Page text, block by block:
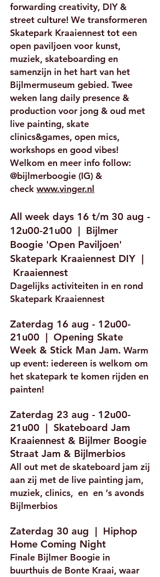
forwarding creativity, DIY &
street culture! We transformeren
Skatepark Kraaiennest tot een
open paviljoen voor kunst,
muziek, skateboarding en
samenzijn in het hart van het
Bijlmermuseum gebied. Twee
weken lang daily presence &
production voor jong & oud met
live painting, skate
clinics&games, open mics,
workshops en good vibes!
Welkom en meer info follow:
@bijlmerboogie (IG) &
check www.vinger.nl
All week days 16 t/m 30 aug -
12u00-21u00 | Bijlmer
Boogie 'Open Paviljoen'
Skatepark Kraaiennest DIY |
Kraaiennest
Dagelijks activiteiten in en rond
Skatepark Kraaiennest
Zaterdag 16 aug - 12u00-
21u00 | Opening Skate
Week & Stick Man Jam. Warm
up event: iedereen is welkom om
het skatepark te komen rijden en
painten!
Zaterdag 23 aug - 12u00-
21u00 | Skateboard Jam
Kraaiennest & Bijlmer Boogie
Straat Jam & Bijlmerbios
All out met de skateboard jam zij
aan zij met de live painting jam,
muziek, clinics, en en ‘s avonds
Bijlmerbios
Zaterdag 30 aug | Hiphop
Home Coming Night
Finale Bijlmer Boogie in
buurthuis de Bonte Kraai, waar